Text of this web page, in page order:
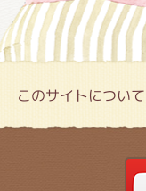
このサイトについて